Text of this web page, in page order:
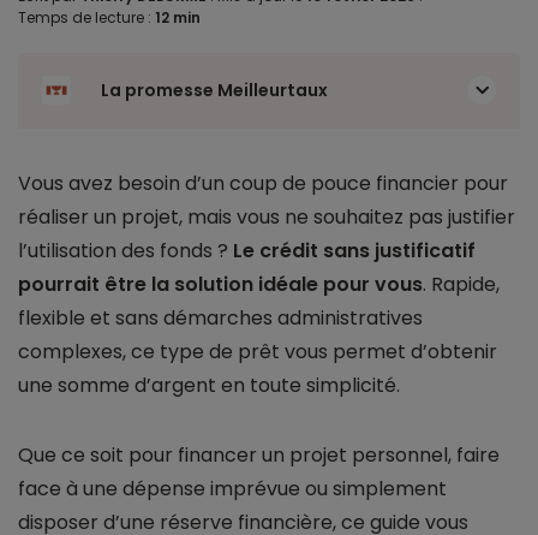
Temps de lecture : 12 min
La promesse Meilleurtaux
Vous avez besoin d’un coup de pouce financier pour
réaliser un projet, mais vous ne souhaitez pas justifier
l’utilisation des fonds ? Le crédit sans justificatif
pourrait être la solution idéale pour vous. Rapide,
flexible et sans démarches administratives
complexes, ce type de prêt vous permet d’obtenir
une somme d’argent en toute simplicité.
Que ce soit pour financer un projet personnel, faire
face à une dépense imprévue ou simplement
disposer d’une réserve financière, ce guide vous